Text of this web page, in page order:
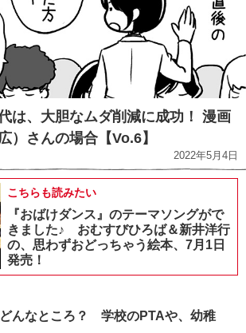
は、大胆なムダ削減に成功！ 漫画
）さんの場合【Vo.6】
2022年5月4日
こちらも読みたい
『おばけダンス』のテーマソングがで
きました♪ おむすびひろば＆新井洋行
の、思わずおどっちゃう絵本、7月1日
発売！
んなところ？ 学校のPTAや、幼稚